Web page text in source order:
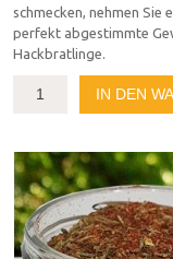
schmecken, nehmen Sie
perfekt abgestimmte
Hackbratlinge.
IN DEN